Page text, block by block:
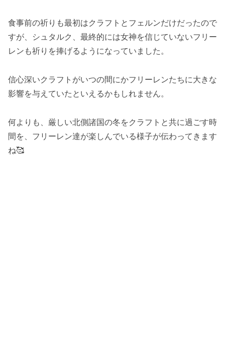
食事前の祈りも最初はクラフトとフェルンだけだったので
すが、シュタルク、最終的には女神を信じていないフリー
レンも祈りを捧げるようになっていました。
信心深いクラフトがいつの間にかフリーレンたちに大きな
影響を与えていたといえるかもしれません。
何よりも、厳しい北側諸国の冬をクラフトと共に過ごす時
間を、フリーレン達が楽しんでいる様子が伝わってきます
ね🥰